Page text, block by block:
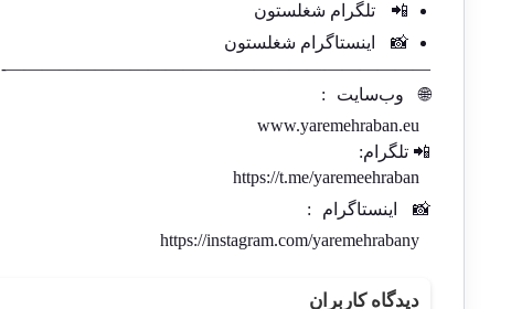
📲
تلگرام شغلستون
📸
اینستاگرام شغلستون
————————————————————————-
🌐
وب‌سایت
:
www.yaremehraban.eu
📲 تلگرام:
https://t.me/yaremeehraban
📸
اینستاگرام
:
https://instagram.com/yaremehrabany
دیدگاه کاربران